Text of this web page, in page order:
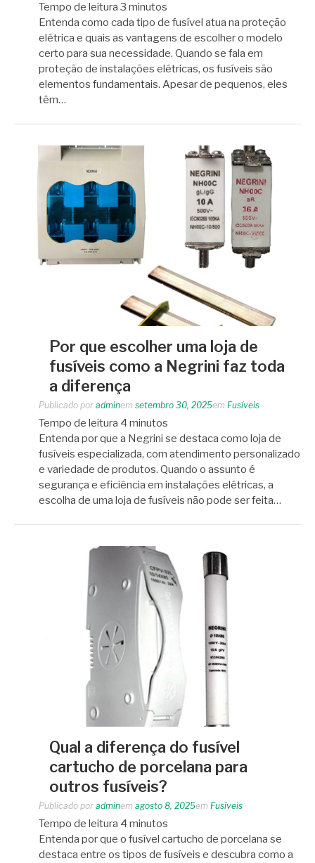
Tempo de leitura 3 minutos
Entenda como cada tipo de fusível atua na proteção
elétrica e quais as vantagens de escolher o modelo
certo para sua necessidade. Quando se fala em
proteção de instalações elétricas, os fusíveis são
elementos fundamentais. Apesar de pequenos, eles
têm…
Por que escolher uma loja de
fusíveis como a Negrini faz toda
a diferença
Publicado por adminem setembro 30, 2025em Fusíveis
Tempo de leitura 4 minutos
Entenda por que a Negrini se destaca como loja de
fusíveis especializada, com atendimento personalizado
e variedade de produtos. Quando o assunto é
segurança e eficiência em instalações elétricas, a
escolha de uma loja de fusíveis não pode ser feita…
Qual a diferença do fusível
cartucho de porcelana para
outros fusíveis?
Publicado por adminem agosto 8, 2025em Fusíveis
Tempo de leitura 4 minutos
Entenda por que o fusível cartucho de porcelana se
destaca entre os tipos de fusíveis e descubra como a